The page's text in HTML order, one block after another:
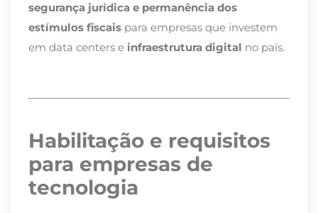
segurança jurídica e permanência dos
estímulos fiscais para empresas que investem
em data centers e infraestrutura digital no país.
Habilitação e requisitos
para empresas de
tecnologia